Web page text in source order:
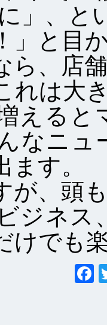
」、と
」と目
ら、店
れは大
えると
なニュ
す。
が、頭
ジネス
けでも